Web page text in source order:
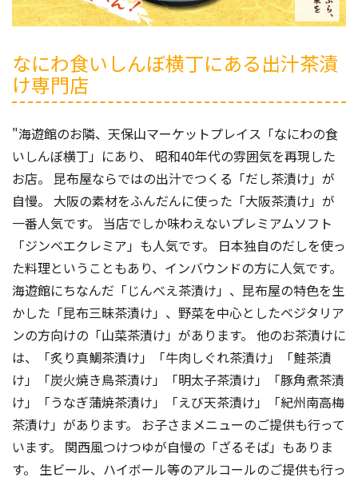
なにわ食いしんぼ横丁にある出汁茶漬
け専門店
"海遊館のお隣、天保山マーケットプレイス「なにわの食
いしんぼ横丁」にあり、 昭和40年代の雰囲気を再現した
お店。 昆布屋ならではの出汁でつくる「だし茶漬け」が
自慢。 大阪の素材をふんだんに使った「大阪茶漬け」が
一番人気です。 当店でしか味わえないプレミアムソフト
「ジンベエクレミア」も人気です。 日本独自のだしを使っ
た料理ということもあり、インバウンドの方に人気です。
海遊館にちなんだ「じんべえ茶漬け」、昆布屋の特色を生
かした「昆布三昧茶漬け」、野菜を中心としたベジタリア
ンの方向けの「山菜茶漬け」があります。 他のお茶漬けに
は、「炙り真鯛茶漬け」「牛肉しぐれ茶漬け」「鮭茶漬
け」「炭火焼き鳥茶漬け」「明太子茶漬け」「豚角煮茶漬
け」「うなぎ蒲焼茶漬け」「えび天茶漬け」「紀州南高梅
茶漬け」があります。 お子さまメニューのご提供も行って
います。 関西風つけつゆが自慢の「ざるそば」もありま
す。 生ビール、ハイボール等のアルコールのご提供も行っ